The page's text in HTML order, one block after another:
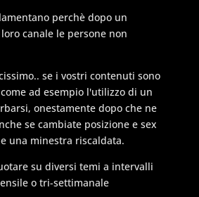
perchè dopo un
canale le persone non
se i vostri contenuti sono
ad esempio l'utilizzo di un
onestamente dopo che ne
se cambiate posizione e sex
una minestra riscaldata.
su diversi temi a intervalli
o tri-settimanale